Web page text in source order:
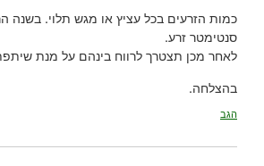
כמות הזרעים בכל עציץ או מגש תלוי. בשנה
סנטימטר זרע.
לאחר מכן תצטרך לרווח בינהם על מנת
בהצלחה.
הגב